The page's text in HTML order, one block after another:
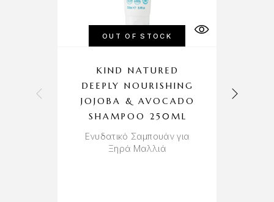
OUT OF STOCK
KIND NATURED
DEEPLY NOURISHING
JOJOBA & AVOCADO
SHAMPOO 250ML
Ενυδατικό Σαμπουάν για
Ξηρά Μαλλιά